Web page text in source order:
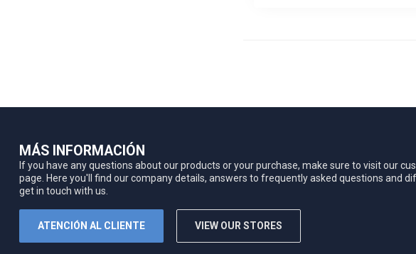
MÁS INFORMACIÓN
If you have any questions about our products or your purchase, make sure to visit our
page. Here you'll find our company details, answers to frequently asked questions and
get in touch with us.
ATENCIÓN AL CLIENTE VIEW OUR STORES